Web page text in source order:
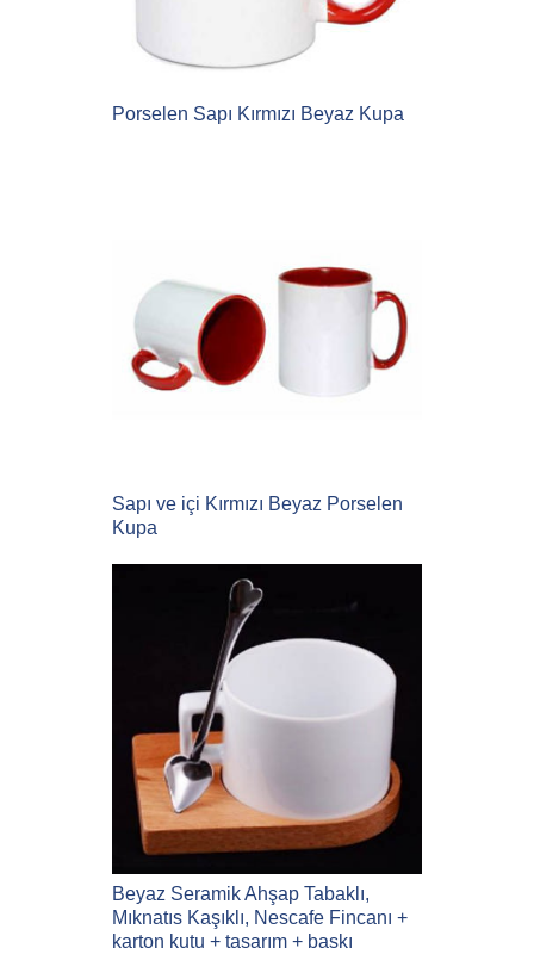
Porselen Sapı Kırmızı Beyaz Kupa
Sapı ve içi Kırmızı Beyaz Porselen
Kupa
Beyaz Seramik Ahşap Tabaklı,
Mıknatıs Kaşıklı, Nescafe Fincanı +
karton kutu + tasarım + baskı